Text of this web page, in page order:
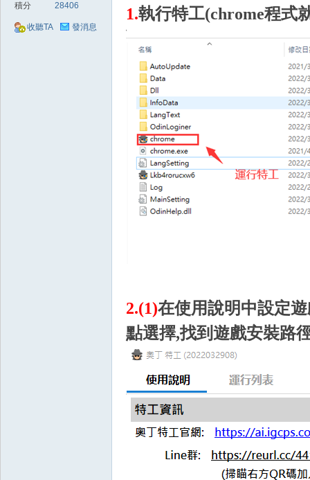
積分 28406
收聽TA 發消息
1.執行特工(chrome程式
2.(1)在使用說明中設定
點選擇,找到遊戲安裝路